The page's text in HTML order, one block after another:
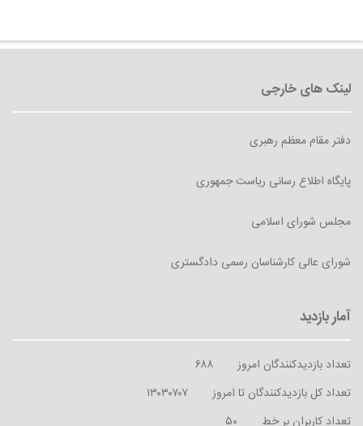
دفتر مقام معظم رهبری
پایگاه اطلاع رسانی ریاست جمهوری
مجلس شورای اسلامی
شورای عالی کارشناسان رسمی دادگستری
تعداد بازدیدکنندگان امروز
۶۸۸
تعداد کل بازدیدکنندگان تا امروز
۱۳۰۳۰۷۰۷